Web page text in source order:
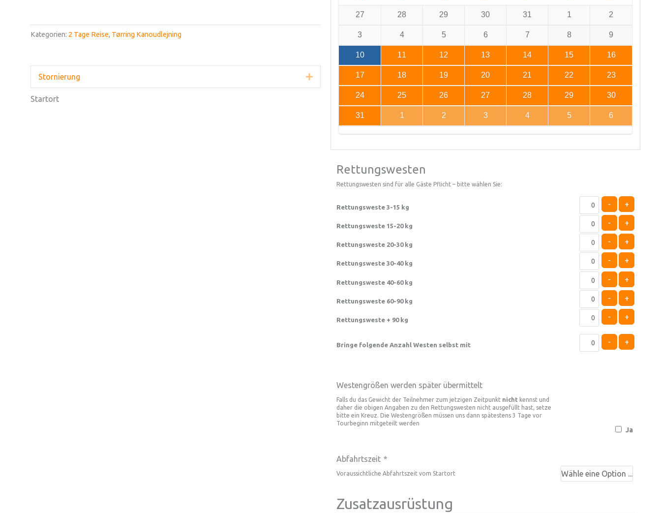
Kategorien: 2 Tage Reise, Tørring Kanoudlejning
Stornierung Erweitern Sie
Startort
27 28 29 30 31 1 2
3 4 5 6 7 8 9
10 11 12 13 14 15 16
17 18 19 20 21 22 23
24 25 26 27 28 29 30
31 1 2 3 4 5 6
Rettungswesten
Rettungswesten sind für alle Gäste Pflicht – bitte wählen Sie:
Rettungsweste 3-15 kg - +
Rettungsweste 15-20 kg - +
Rettungsweste 20-30 kg - +
Rettungsweste 30-40 kg - +
Rettungsweste 40-60 kg - +
Rettungsweste 60-90 kg - +
Rettungsweste + 90 kg - +
Bringe folgende Anzahl Westen selbst mit - +
Westengrößen werden später übermittelt
Falls du das Gewicht der Teilnehmer zum jetzigen Zeitpunkt nicht kennst und
daher die obigen Angaben zu den Rettungswesten nicht ausgefüllt hast, setze
bitte ein Kreuz. Die Westengrößen müssen uns dann spätestens 3 Tage vor
Tourbeginn mitgeteilt werden
Ja
Abfahrtszeit *
Voraussichtliche Abfahrtszeit vom Startort
Zusatzausrüstung